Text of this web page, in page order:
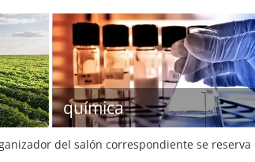
química
del salón correspondiente se